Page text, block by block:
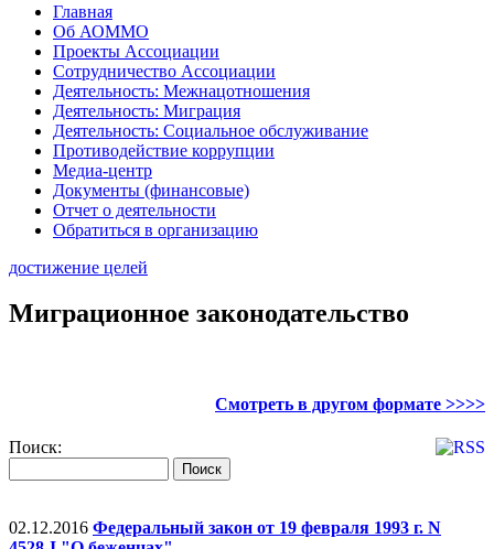
Главная
Об АОММО
Проекты Ассоциации
Сотрудничество Ассоциации
Деятельность: Межнацотношения
Деятельность: Миграция
Деятельность: Социальное обслуживание
Противодействие коррупции
Медиа-центр
Документы (финансовые)
Отчет о деятельности
Обратиться в организацию
достижение целей
Миграционное законодательство
Смотреть в другом формате >>>>
Поиск:
02.12.2016 Федеральный закон от 19 февраля 1993 г. N